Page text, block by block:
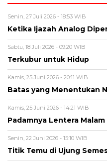
Senin, 27 Juli 2026 - 18:53 WIB
Ketika Ijazah Analog
Sabtu, 18 Juli 2026 - 09:20 WIB
Terkubur untuk Hidup
Kamis, 25 Juni 2026 - 20:11 WIB
Batas yang Menentukan
Kamis, 25 Juni 2026 - 14:21 WIB
Padamnya Lentera Malam
Senin, 22 Juni 2026 - 15:10 WIB
Titik Temu di Ujung